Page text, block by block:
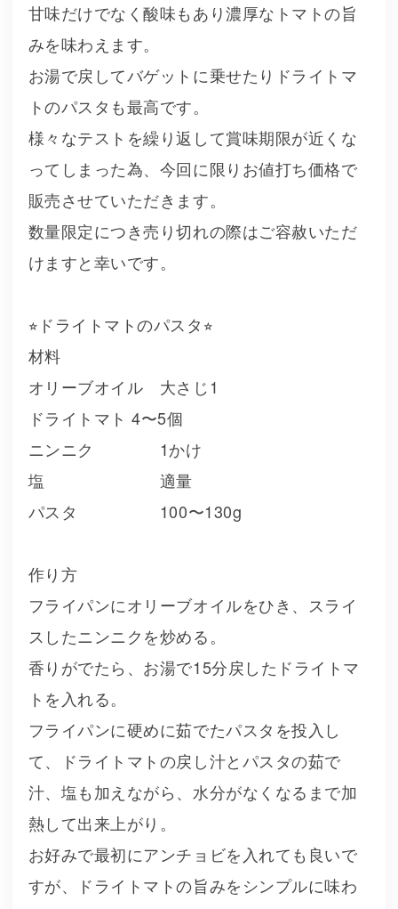
甘味だけでなく酸味もあり濃厚なトマトの旨
みを味わえます。
お湯で戻してバゲットに乗せたりドライトマ
トのパスタも最高です。
様々なテストを繰り返して賞味期限が近くな
ってしまった為、今回に限りお値打ち価格で
販売させていただきます。
数量限定につき売り切れの際はご容赦いただ
けますと幸いです。
⭐︎ドライトマトのパスタ⭐︎
材料
オリーブオイル 大さじ1
ドライトマト 4〜5個
ニンニク 1かけ
塩 適量
パスタ 100〜130g
作り方
フライパンにオリーブオイルをひき、スライ
スしたニンニクを炒める。
香りがでたら、お湯で15分戻したドライトマ
トを入れる。
フライパンに硬めに茹でたパスタを投入し
て、ドライトマトの戻し汁とパスタの茹で
汁、塩も加えながら、水分がなくなるまで加
熱して出来上がり。
お好みで最初にアンチョビを入れても良いで
すが、ドライトマトの旨みをシンプルに味わ